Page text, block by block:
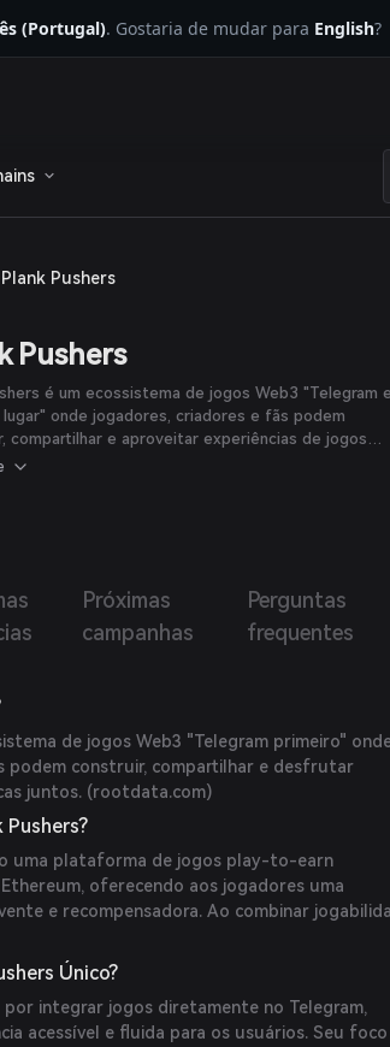
(Portugal). Gostaria de mudar para English?
Plank Pushers
Pushers
é um ecossistema de jogos Web3 "Telegram
onde jogadores, criadores e fãs podem
compartilhar e aproveitar experiências de jogos
Próximas
campanhas
Perguntas
frequentes
de jogos Web3 "Telegram primeiro"
podem construir, compartilhar e desfrutar
juntos. (rootdata.com)
Pushers?
uma plataforma de jogos play-to-earn
oferecendo aos jogadores uma
e recompensadora. Ao combinar
tecnologia blockchain, permite que os
digitais exclusivos enquanto desfrutam de
Único?
por integrar jogos diretamente no Telegram,
acessível e fluida para os usuários. Seu foco